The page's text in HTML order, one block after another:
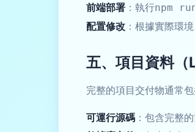
前端部署 ：執行npm
配置修改 ：根據實際環
五、項目資料（
完整的項目交付物通常包
可運行源碼 ：包含完整